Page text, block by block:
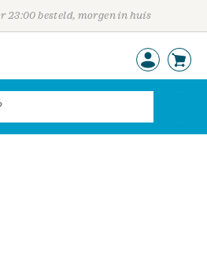
23:00 besteld, morgen in huis